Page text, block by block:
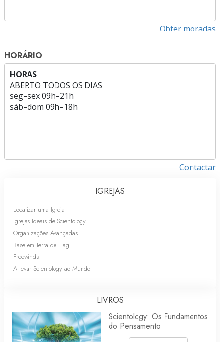
Obter moradas
HORÁRIO
HORAS
ABERTO TODOS OS DIAS
seg–sex09h–21h
sáb–dom 09h–18h
Contactar
IGREJAS
Localizar uma Igreja
Igrejas Ideais de Scientology
Organizações Avançadas
Base em Terra de Flag
Freewinds
A levar Scientology ao Mundo
LIVROS
Scientology: Os Fundamentos
do Pensamento